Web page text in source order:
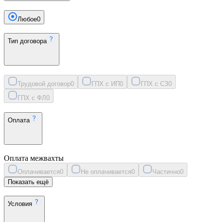
Любое0
Тип договора
Трудовой договор0 ГПХ с ИП0 ГПХ с СЗ0
ГПХ с ФЛ 0
Оплата
Оплата межвахты
Оплачивается0 Не оплачивается0 Частично0
Показать ещё
Условия